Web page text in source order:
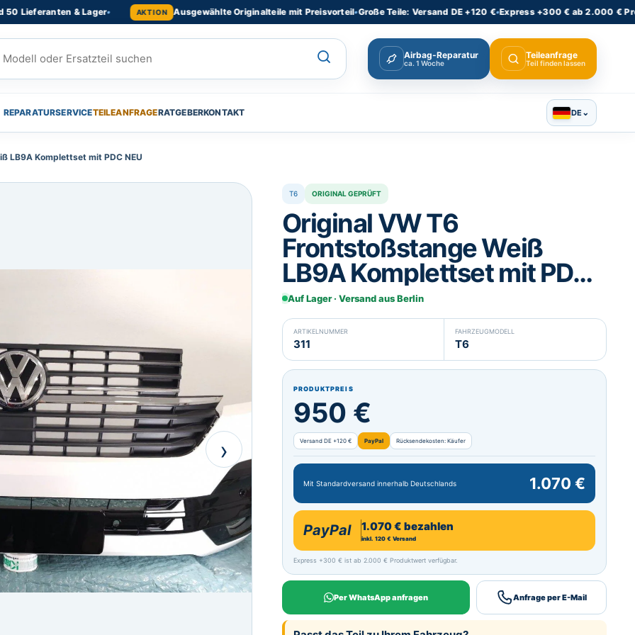
& Lager• AKTION Ausgewählte Originalteile mit Preisvorteil•Große Teile: Versand DE +120 € •Express +300 € ab 2.000 €
Airbag-Reparatur
ca. 1 Woche
Teileanfrage
Teil finden lassen
REPARATURSERVICETEILEANFRAGERATGEBERKONTAKT DE ⌄
LB9A Komplettset mit PDC NEU
›
T6 ORIGINAL GEPRÜFT
Original VW T6
Frontstoßstange Weiß
LB9A Komplettset mit PDC
NEU
Auf Lager · Versand aus Berlin
ARTIKELNUMMER
311
FAHRZEUGMODELL
T6
PRODUKTPREIS
950 €
Versand DE +120 € PayPal Rücksendekosten: Käufer
Mit Standardversand innerhalb Deutschlands 1.070 €
PayPal 1.070 € bezahlen
inkl. 120 € Versand
Express +300 € ist ab 2.000 € Produktwert verfügbar.
Per WhatsApp anfragen Anfrage per E-Mail